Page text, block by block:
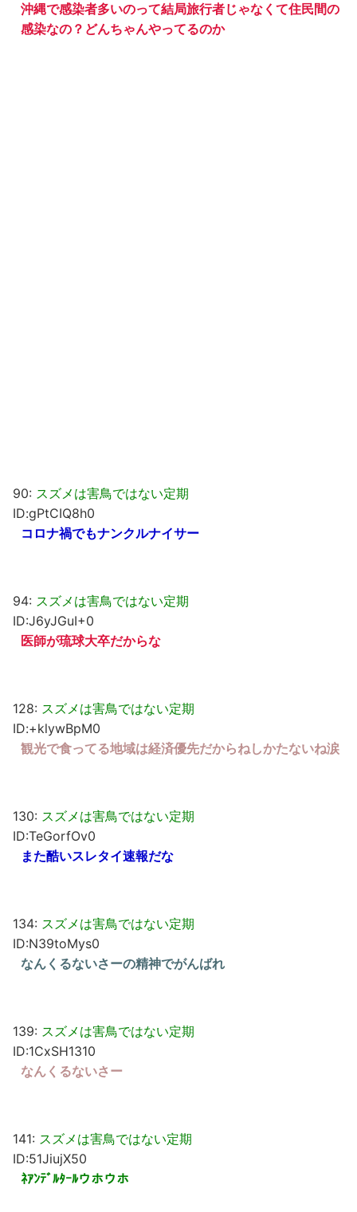
沖縄で感染者多いのって結局旅行者じゃなくて住民間の
感染なの？どんちゃんやってるのか
90: スズメは害鳥ではない定期
ID:gPtCIQ8h0
コロナ禍でもナンクルナイサー
94: スズメは害鳥ではない定期
ID:J6yJGuI+0
医師が琉球大卒だからな
128: スズメは害鳥ではない定期
ID:+klywBpM0
観光で食ってる地域は経済優先だからねしかたないね涙
130: スズメは害鳥ではない定期
ID:TeGorfOv0
また酷いスレタイ速報だな
134: スズメは害鳥ではない定期
ID:N39toMys0
なんくるないさーの精神でがんばれ
139: スズメは害鳥ではない定期
ID:1CxSH1310
なんくるないさー
141: スズメは害鳥ではない定期
ID:51JiujX50
ﾈｱﾝﾃﾞﾙﾀｰﾙウホウホ